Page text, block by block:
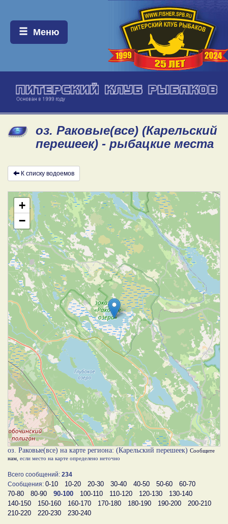
Меню:
Меню
оз. Раковые(все) (Карельский
перешеек) - рыбацкие места
К списку водоемов
+
−
оз. Раковые(все) на карте региона: (Карельский перешеек) Сообщите
нам , если место на карте определено неточно
Всего сообщений: 234
Сообщения: 0-10 10-20 20-30 30-40 40-50 50-60
60-70
70-80
80-90 90-100 100-110 110-120 120-130
130-140
140-150
150-160 160-170 170-180 180-190 190-200
200-210
210-220
220-230 230-240